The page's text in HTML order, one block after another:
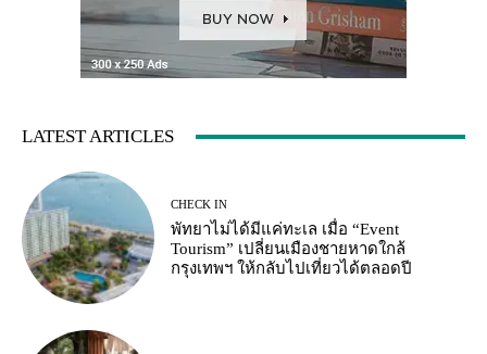
LATEST ARTICLES
CHECK IN
พัทยาไม่ได้มีแค่ทะเล เมื่อ “Event
Tourism” เปลี่ยนเมืองชายหาดใกล้
กรุงเทพฯ ให้กลับไปเที่ยวได้ตลอดปี